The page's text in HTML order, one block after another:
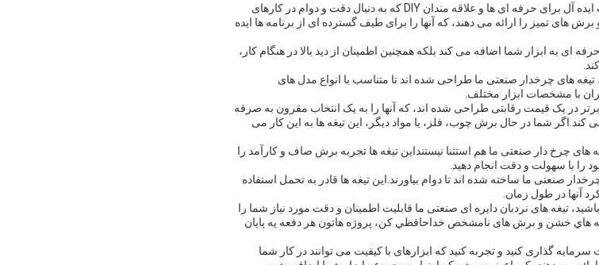
ما بهترین تیغه های صنعتی را معرفی می کنیم، انتخاب ایده آل برای حرفه ای ها و علاقه مندان DIY که به دنبال دقت و دوام در کارهای
استثنایی و برش های تمیز را ارائه می دهند، که آنها را برای طیف گسترده ای از برنامه ها ایده
ای به ابزار شما اضافه می کند بلکه همچنین اطمینان از دید بالا در هنگام کار،
سوراخ 25.4 میلی متر یا 30 میلی متر، تیغه های چرخدار صنعتی ما طراحی شده اند تا متناسب با انواع مدل های
با مشخصات ابزار مختلف.
برتر در یک قیمت رقابتی طراحی شده اند، که آنها را به یک انتخاب مقرون به صرفه
شما در حال برش چوب، فلز، یا مواد دیگر، این تیغه ها به این کار می
چرخ دار صنعتی ما هم استثنا نیستنداین تیغه ها تجربه برش صاف و کارآمد را
را با سهولت و دقت انجام دهید.
صنعتی ما ساخته شده اند تا دوام بیاورند.این تیغه ها قادر به تحمل استفاده
آنها در طول زمان.
تیغه های نردبان دایره ای صنعتی ما قابلیت اطمینان و دقت مورد نیاز شما را
هاي خشن و برش های نامشخص خداحافظي کن، پروژه هاتون هر دفعه يه پایان
گذاری کنید و تجربه کنید که ابزارهای با کیفیت می توانند در کار شما